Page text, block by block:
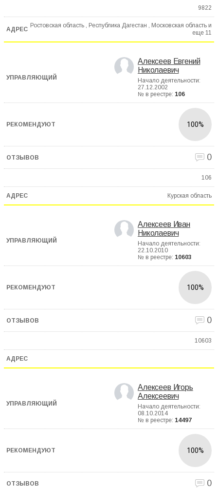
9822
Ростовская область , Республика Дагестан , Московская область и
еще 11
Алексеев Евгений
Николаевич
Начало деятельности:
27.12.2002
№ в реестре: 106
100%
0
106
Курская область
Алексеев Иван
Николаевич
Начало деятельности:
22.10.2010
№ в реестре: 10603
100%
0
10603
Алексеев Игорь
Алексеевич
Начало деятельности:
08.10.2014
№ в реестре: 14497
100%
0